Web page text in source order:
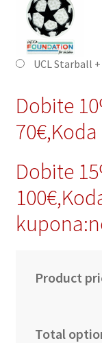
UCL Starball
Dobite
Dobite
Product
Total